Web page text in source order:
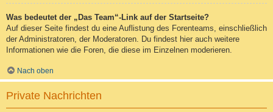
Was bedeutet der „Das Team“-Link auf der Startseite?
Auf dieser Seite findest du eine Auflistung des Forenteams, einschließlich
der Administratoren, der Moderatoren. Du findest hier auch weitere
Informationen wie die Foren, die diese im Einzelnen moderieren.
Nach oben
Private Nachrichten